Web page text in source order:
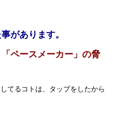
があります。
ペースメーカー」の脅
るコトは、タップをしたから